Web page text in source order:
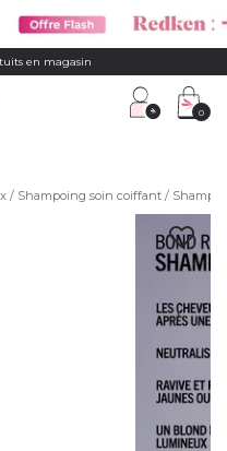
en magasin
0
Shampoing soin coiffant